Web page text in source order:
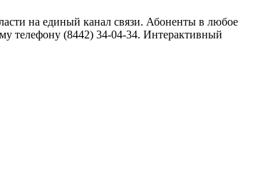
на единый канал связи. Абоненты в любое
телефону (8442) 34-04-34. Интерактивный